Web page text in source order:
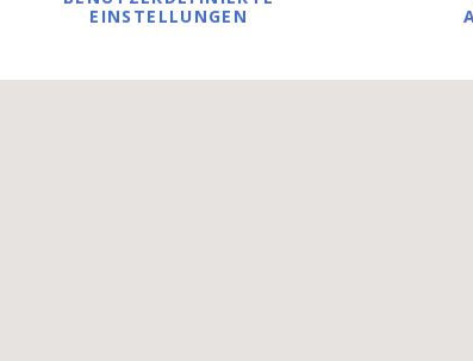
oder Personen mit Zertifikat im kosmetischen